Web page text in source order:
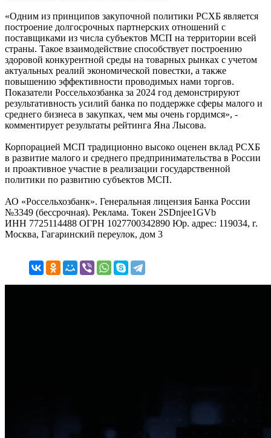
«Одним из принципов закупочной политики РСХБ является
построение долгосрочных партнерских отношений с
поставщиками из числа субъектов МСП на территории всей
страны. Такое взаимодействие способствует построению
здоровой конкурентной среды на товарных рынках с учетом
актуальных реалий экономической повестки, а также
повышению эффективности проводимых нами торгов.
Показатели Россельхозбанка за 2024 год демонстрируют
результативность усилий банка по поддержке сферы малого и
среднего бизнеса в закупках, чем мы очень гордимся», -
комментирует результаты рейтинга Яна Лысова.
Корпорацией МСП традиционно высоко оценен вклад РСХБ
в развитие малого и среднего предпринимательства в России
и проактивное участие в реализации государственной
политики по развитию субъектов МСП.
АО «Россельхозбанк». Генеральная лицензия Банка России
№3349 (бессрочная). Реклама. Токен 2SDnjee1GVb
ИНН 7725114488 ОГРН 1027700342890 Юр. адрес: 119034, г.
Москва, Гагаринский переулок, дом 3